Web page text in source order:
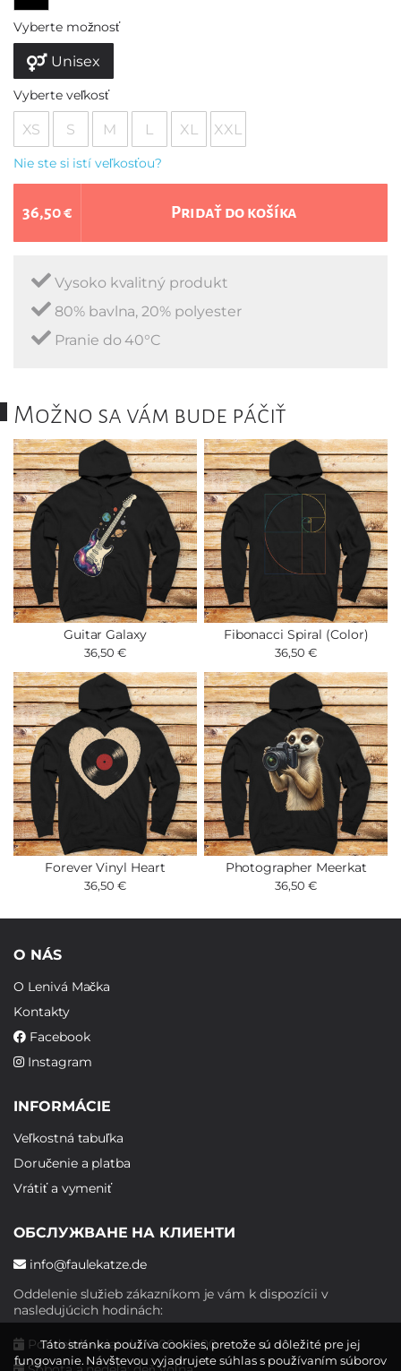
Vyberte možnosť
Unisex
Vyberte veľkosť
XS S M L XL XXL
Nie ste si istí veľkosťou?
36,50 € Pridať do košíka
Vysoko kvalitný produkt
80% bavlna, 20% polyester
Pranie do 40°C
Možno sa vám bude páčiť
Guitar Galaxy
36,50 €
Fibonacci Spiral (Color)
36,50 €
Forever Vinyl Heart
36,50 €
Photographer Meerkat
36,50 €
O NÁS
O Lenivá Mačka
Kontakty
Facebook
Instagram
INFORMÁCIE
Veľkostná tabuľka
Doručenie a platba
Vrátiť a vymeniť
ОБСЛУЖВАНЕ НА КЛИЕНТИ
info@faulekatze.de
Oddelenie služieb zákazníkom je vám k dispozícii v
nasledujúcich hodinách:
Pondelok - piatok: 10:00 - 19:00
Táto stránka používa cookies, pretože sú dôležité pre jej
fungovanie. Návštevou vyjadrujete súhlas s používaním súborov